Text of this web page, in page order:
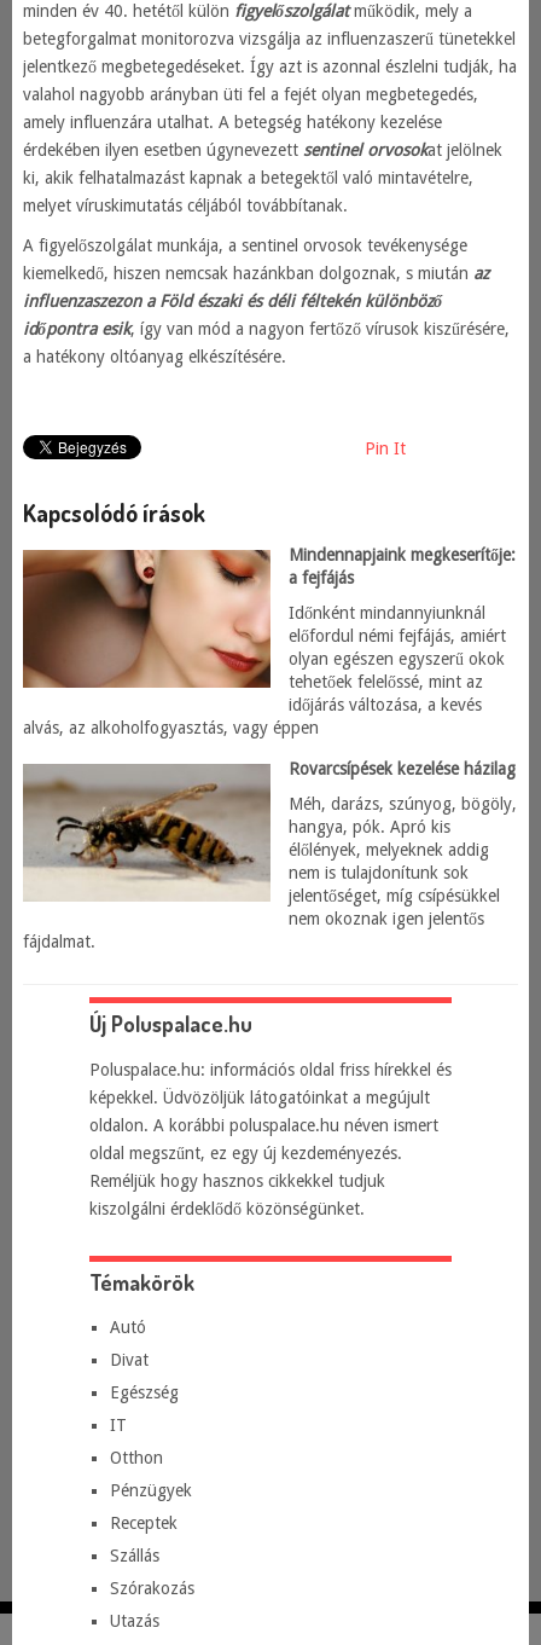
minden év 40. hetétől külön figyelőszolgálat működik, mely a
betegforgalmat monitorozva vizsgálja az influenzaszerű tünetekkel
jelentkező megbetegedéseket. Így azt is azonnal észlelni tudják, ha
valahol nagyobb arányban üti fel a fejét olyan megbetegedés,
amely influenzára utalhat. A betegség hatékony kezelése
érdekében ilyen esetben úgynevezett sentinel orvosokat jelölnek
ki, akik felhatalmazást kapnak a betegektől való mintavételre,
melyet víruskimutatás céljából továbbítanak.
A figyelőszolgálat munkája, a sentinel orvosok tevékenysége
kiemelkedő, hiszen nemcsak hazánkban dolgoznak, s miután az
influenzaszezon a Föld északi és déli féltekén különböző
időpontra esik, így van mód a nagyon fertőző vírusok kiszűrésére,
a hatékony oltóanyag elkészítésére.
Pin It
Kapcsolódó írások
Mindennapjaink megkeserítője:
a fejfájás
Időnként mindannyiunknál
előfordul némi fejfájás, amiért
olyan egészen egyszerű okok
tehetőek felelőssé, mint az
időjárás változása, a kevés
alvás, az alkoholfogyasztás, vagy éppen
Rovarcsípések kezelése házilag
Méh, darázs, szúnyog, bögöly,
hangya, pók. Apró kis
élőlények, melyeknek addig
nem is tulajdonítunk sok
jelentőséget, míg csípésükkel
nem okoznak igen jelentős
fájdalmat.
Új Poluspalace.hu
Poluspalace.hu: információs oldal friss hírekkel és
képekkel. Üdvözöljük látogatóinkat a megújult
oldalon. A korábbi poluspalace.hu néven ismert
oldal megszűnt, ez egy új kezdeményezés.
Reméljük hogy hasznos cikkekkel tudjuk
kiszolgálni érdeklődő közönségünket.
Témakörök
Autó
Divat
Egészség
IT
Otthon
Pénzügyek
Receptek
Szállás
Szórakozás
Utazás